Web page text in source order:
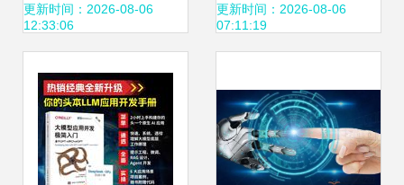
司的VI设计策略
更新时间：2026-08-06
12:33:06
会，引领人工智能
流
更新时间：2026-08-06
07:11:19